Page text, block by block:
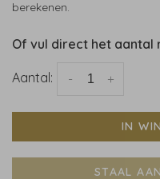
berekenen.
Of vul direct het aantal
Aantal: +
-
IN
STAAL